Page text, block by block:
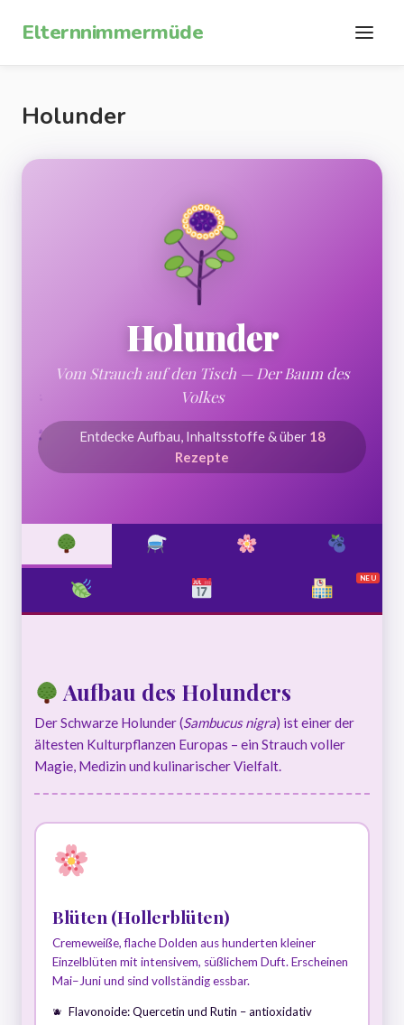
Elternnimmermüde
Holunder
Holunder
Vom Strauch auf den Tisch — Der Baum des
Volkes
Entdecke Aufbau, Inhaltsstoffe & über 18
Rezepte
●●
Aufbau des Holunders
Der Schwarze Holunder (Sambucus nigra) ist einer der
ältesten Kulturpflanzen Europas – ein Strauch voller
Magie, Medizin und kulinarischer Vielfalt.
Blüten (Hollerblüten)
Cremeweiße, flache Dolden aus hunderten kleiner
Einzelblüten mit intensivem, süßlichem Duft. Erscheinen
Mai–Juni und sind vollständig essbar.
Flavonoide: Quercetin und Rutin – antioxidativ